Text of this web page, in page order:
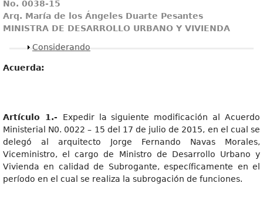
No. 0038-15
Arq. María de los Ángeles Duarte Pesantes
MINISTRA DE DESARROLLO URBANO Y VIVIENDA
Mostrar
Considerando
Acuerda:
Artícul o 1.- Expedir la siguiente modificación al Acuerdo
Ministerial N0. 0022 – 15 del 17 de julio de 2015, en el cual se
delegó al arquitecto Jorge Fernando Navas Morales,
Viceministro, el cargo de Ministro de Desarrollo Urbano y
Vivienda en calidad de Subrogante, específicamente en el
período en el cual se realiza la subrogación de funciones.